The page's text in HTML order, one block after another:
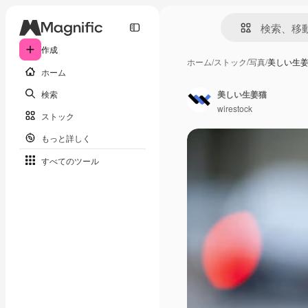
作成
ホーム
検索
ストック
もっと詳しく
すべてのツール
ホーム/ストック/写真/美しい生
美しい生姜猫
wirestock